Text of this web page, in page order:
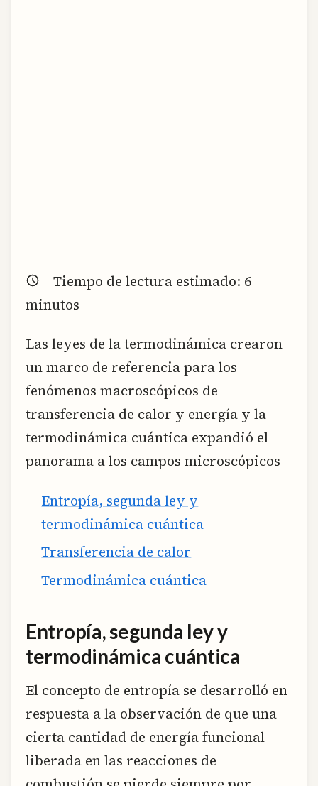
Tiempo de lectura estimado: 6
minutos
Las leyes de la termodinámica crearon
un marco de referencia para los
fenómenos macroscópicos de
transferencia de calor y energía y la
termodinámica cuántica expandió el
panorama a los campos microscópicos
Entropía, segunda ley y
termodinámica cuántica
Transferencia de calor
Termodinámica cuántica
Entropía, segunda ley y
termodinámica cuántica
El concepto de entropía se desarrolló en
respuesta a la observación de que una
cierta cantidad de energía funcional
liberada en las reacciones de